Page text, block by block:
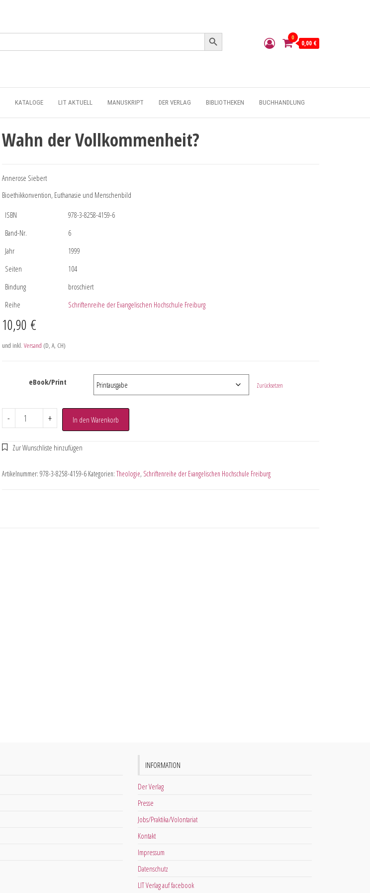
Search Button
0
0,00 €
KATALOGE LIT AKTUELL MANUSKRIPT DER VERLAG BIBLIOTHEKEN BUCHHANDLUNG
Wahn der Vollkommenheit?
Annerose Siebert
Bioethikkonvention, Euthanasie und Menschenbild
ISBN
978-3-8258-4159-6
Band-Nr.
6
Jahr
1999
Seiten
104
Bindung
broschiert
Reihe
Schriftenreihe der Evangelischen Hochschule Freiburg
10,90 €
und inkl. Versand (D, A, CH)
eBook/Print Zurücksetzen
- + In den Warenkorb
Artikelnummer: 978-3-8258-4159-6 Kategorien: Theologie, Schriftenreihe der Evangelischen Hochschule Freiburg
INFORMATION
Der Verlag
Presse
Jobs/Praktika/Volontariat
Kontakt
Impressum
Datenschutz
LIT Verlag auf facebook